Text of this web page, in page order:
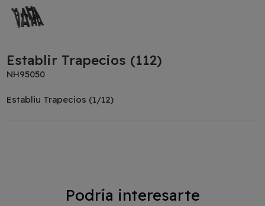
Establir Trapecios (112)
NH95050
Establiu Trapecios (1/12)
Podría interesarte